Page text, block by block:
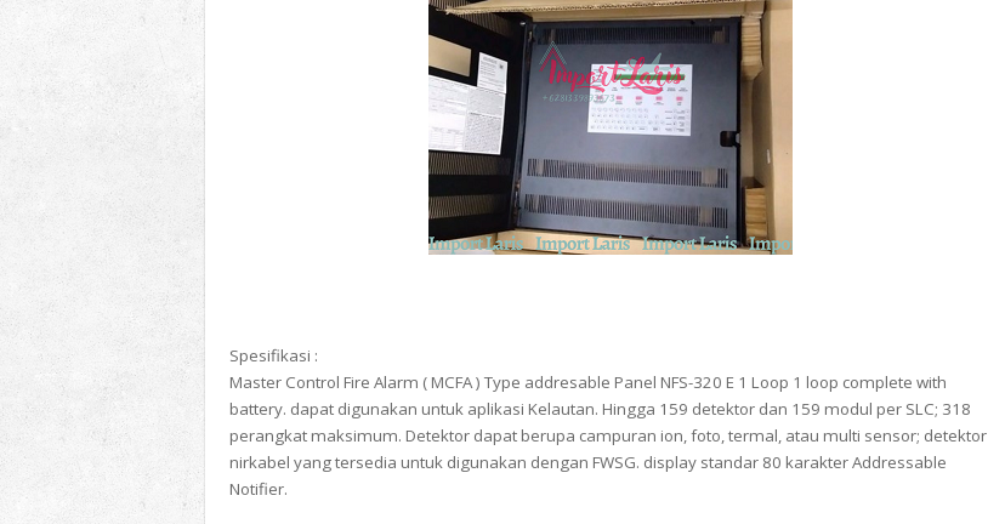
Spesifikasi :
Master Control Fire Alarm ( MCFA ) Type addresable Panel NFS-320 E 1 Loop 1 loop complete with
battery. dapat digunakan untuk aplikasi Kelautan. Hingga 159 detektor dan 159 modul per SLC; 318
perangkat maksimum. Detektor dapat berupa campuran ion, foto, termal, atau multi sensor; detektor
nirkabel yang tersedia untuk digunakan dengan FWSG. display standar 80 karakter Addressable
Notifier.